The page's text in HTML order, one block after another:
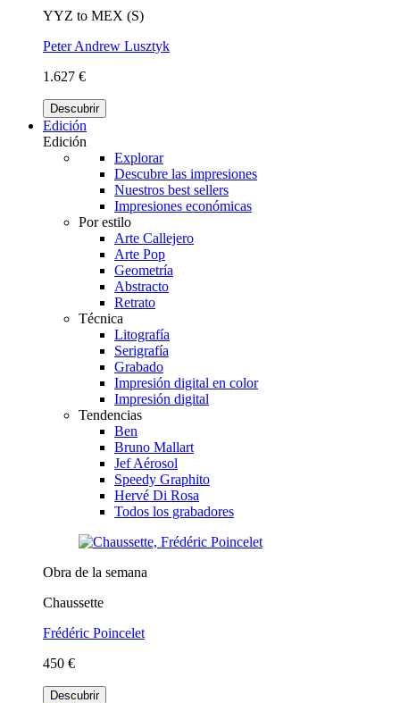
YYZ to MEX (S)
Peter Andrew Lusztyk
1.627 €
Descubrir
Edición
Edición
Explorar
Descubre las impresiones
Nuestros best sellers
Impresiones económicas
Por estilo
Arte Callejero
Arte Pop
Geometría
Abstracto
Retrato
Técnica
Litografía
Serigrafía
Grabado
Impresión digital en color
Impresión digital
Tendencias
Ben
Bruno Mallart
Jef Aérosol
Speedy Graphito
Hervé Di Rosa
Todos los grabadores
Obra de la semana
Chaussette
Frédéric Poincelet
450 €
Descubrir